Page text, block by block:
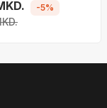
-5%